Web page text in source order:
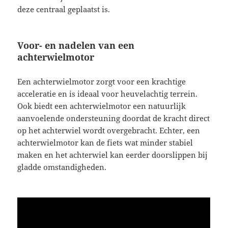
deze centraal geplaatst is.
Voor- en nadelen van een
achterwielmotor
Een achterwielmotor zorgt voor een krachtige
acceleratie en is ideaal voor heuvelachtig terrein.
Ook biedt een achterwielmotor een natuurlijk
aanvoelende ondersteuning doordat de kracht direct
op het achterwiel wordt overgebracht. Echter, een
achterwielmotor kan de fiets wat minder stabiel
maken en het achterwiel kan eerder doorslippen bij
gladde omstandigheden.